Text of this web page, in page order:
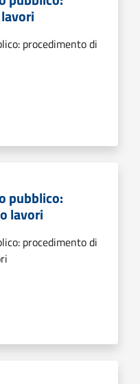
procedimento di
pubblico:
lavori
procedimento di